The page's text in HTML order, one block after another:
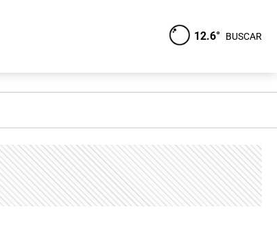
12.6° BUSCAR